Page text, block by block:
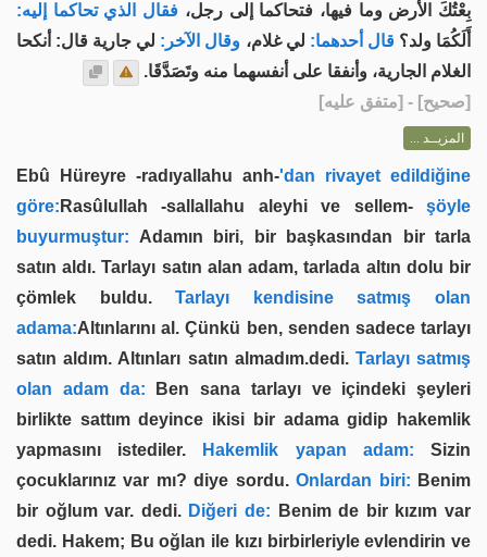
بِعْتُكَ الأرض وما فيها، فتحاكما إلى رجل، فقال الذي تحاكما إليه:
أَلَكُمَا ولد؟ قال أحدهما: لي غلام، وقال الآخر: لي جارية قال: أنكحا
الغلام الجارية، وأنفقا على أنفسهما منه وتَصَدَّقَا.
[صحيح] - [متفق عليه]
المزيــد ...
Ebû Hüreyre -radıyallahu anh-'dan rivayet edildiğine
göre: Rasûlullah -sallallahu aleyhi ve sellem-şöyle
buyurmuştur: Adamın biri, bir başkasından bir tarla
satın aldı. Tarlayı satın alan adam, tarlada altın dolu bir
çömlek buldu.Tarlayı kendisine satmış olan
adama:Altınlarını al. Çünkü ben, senden sadece tarlayı
satın aldım. Altınları satın almadım.dedi.Tarlayı satmış
olan adam da: Ben sana tarlayı ve içindeki şeyleri
birlikte sattım deyince ikisi bir adama gidip hakemlik
yapmasını istediler. Hakemlik yapan adam: Si­zin
çocuklarınız var mı? diye sordu.Onlardan biri: Benim
bir oğlum var. dedi.Diğeri de: Benim de bir kızım var
dedi. Hakem; Bu oğlan ile kızı birbirleriyle evlendirin ve